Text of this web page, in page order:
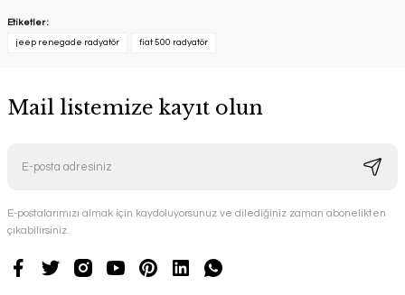
Etiketler :
jeep renegade radyatör fiat 500 radyatör
Mail listemize kayıt olun
E-postalarımızı almak için kaydoluyorsunuz ve dilediğiniz zaman abonelikten
çıkabilirsiniz.